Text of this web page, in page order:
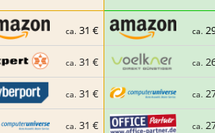
ca.31 €
ca.31 €
ca.31 €
ca.31 €
ca.
ca.
ca.
ca.